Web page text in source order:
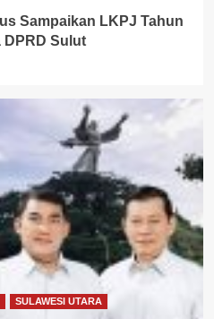
Sampaikan LKPJ Tahun
DPRD Sulut
SULAWESI UTARA